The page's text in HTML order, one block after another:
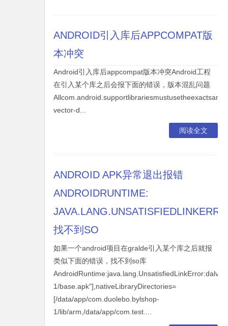
ANDROID引入库后APPCOMPAT版
本冲突
Android引入库后appcompat版本冲突Android工程
在引入某个库之后会报下面的错误，版本混乱问题
vector-d...
阅读全文
ANDROID APK异常退出报错
ANDROIDRUNTIME:
找不到SO
如果一个android项目在gralde引入某个库之后就报
类似下面的错误，找不到so库
1/base.apk"],nativeLibraryDirectories=
[/data/app/com.duolebo.bylshop-
1/lib/arm,/data/app/com.test....